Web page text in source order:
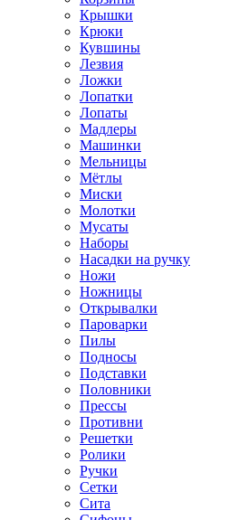
Крышки
Крюки
Кувшины
Лезвия
Ложки
Лопатки
Лопаты
Мадлеры
Машинки
Мельницы
Мётлы
Миски
Молотки
Мусаты
Наборы
Насадки на ручку
Ножи
Ножницы
Открывалки
Пароварки
Пилы
Подносы
Подставки
Половники
Прессы
Противни
Решетки
Ролики
Ручки
Сетки
Сита